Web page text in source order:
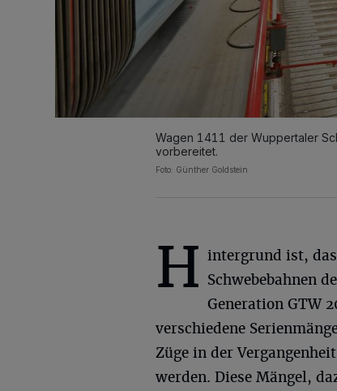
Wagen 1411 der Wuppertaler
vorbereitet.
Foto: Günther Goldstein
H intergrund ist,
Schwebebahnen
Generation GTW
verschiedene
Züge in der
werden. Diese Mängel,